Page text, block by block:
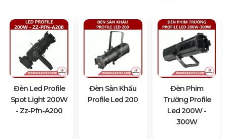
Đèn Led Profile
Spot Light 200W
- Zz-Pfn-A200
Đèn Sân Khấu
Profile Led 200
Đèn Phim
Trường Profile
Led 200W -
300W